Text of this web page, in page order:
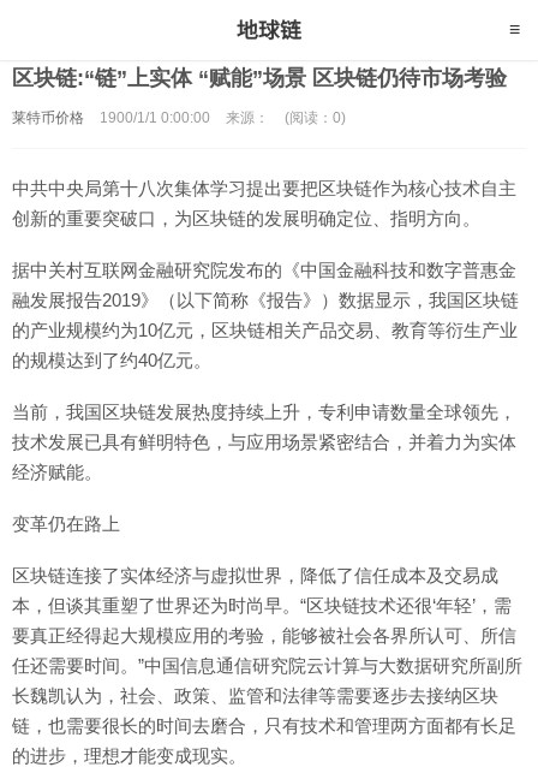
区块链:“链”上实体 “赋能”场景 区块链仍待市场考验
莱特币价格 1900/1/1 0:00:00 来源： (阅读：0)
中共中央局第十八次集体学习提出要把区块链作为核心技术自主
创新的重要突破口，为区块链的发展明确定位、指明方向。
据中关村互联网金融研究院发布的《中国金融科技和数字普惠金
融发展报告2019》（以下简称《报告》）数据显示，我国区块链
的产业规模约为10亿元，区块链相关产品交易、教育等衍生产业
的规模达到了约40亿元。
当前，我国区块链发展热度持续上升，专利申请数量全球领先，
技术发展已具有鲜明特色，与应用场景紧密结合，并着力为实体
经济赋能。
变革仍在路上
区块链连接了实体经济与虚拟世界，降低了信任成本及交易成
本，但谈其重塑了世界还为时尚早。“区块链技术还很‘年轻’，需
要真正经得起大规模应用的考验，能够被社会各界所认可、所信
任还需要时间。”中国信息通信研究院云计算与大数据研究所副所
长魏凯认为，社会、政策、监管和法律等需要逐步去接纳区块
链，也需要很长的时间去磨合，只有技术和管理两方面都有长足
的进步，理想才能变成现实。